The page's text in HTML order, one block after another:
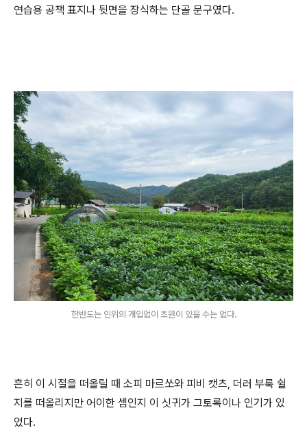
연습용 공책 표지나 뒷면을 장식하는 단골 문구였다.
한반도는 인위의 개입없이 초원이 있을 수는 없다.
흔히 이 시절을 떠올릴 때 소피 마르쏘와 피비 캣츠, 더러 부룩 쉴
지를 떠올리지만 어이한 셈인지 이 싯귀가 그토록이나 인기가 있
었다.